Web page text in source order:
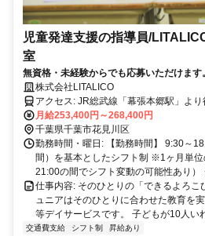
児童発達支援の指導員/
室
無資格・未経験からでも応募いただけます。
株式会社LITALICO
アクセス: JR総武線「幕張本郷駅」よ
月給253,400円～268,400円
千葉県千葉市花見川区
勤務時間・曜日: 【勤務時間】 9:30～
間）を基本としたシフト制 ※1ヶ月単
21:00の間でシフト変動の可能性あり）
仕事内容: そのひとりの「できるよろこ
ュニアはそのひとりに合わせた教育を
等デイサービスです。 子どもが10人い
交通費支給 シフト制 昇給あり